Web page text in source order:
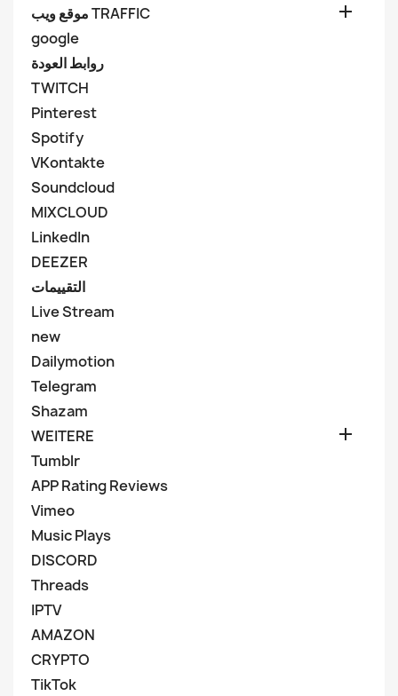
موقع ويب TRAFFIC

google
روابط العودة
TWITCH
Pinterest
Spotify
VKontakte
Soundcloud
MIXCLOUD
LinkedIn
DEEZER
التقييمات
Live Stream
new
Dailymotion
Telegram
Shazam
WEITERE

Tumblr
APP Rating Reviews
Vimeo
Music Plays
DISCORD
Threads
IPTV
AMAZON
CRYPTO
TikTok